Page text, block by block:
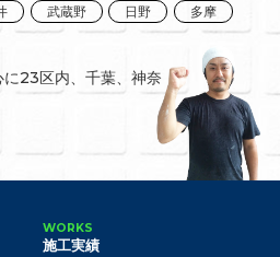
武蔵野 日野
多摩
23区内、千葉、神奈
WORKS
施工実績